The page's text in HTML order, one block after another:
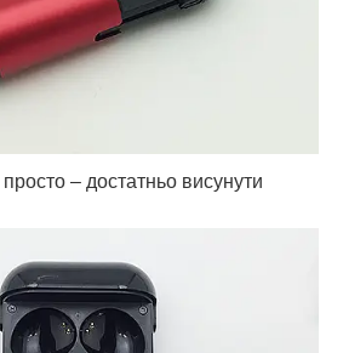
– достатньо висунути